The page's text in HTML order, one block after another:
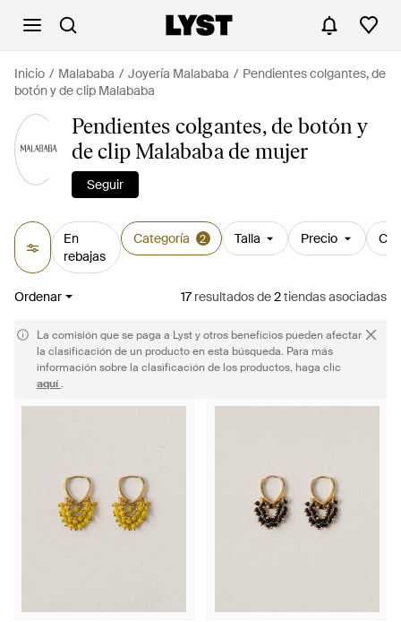
Inicio Malababa Joyería Malababa
Pendientes colgantes, de
botón y de clip Malababa
Pendientes colgantes, de botón y
de clip Malababa de mujer
Seguir
En
rebajas
Categoría 2 Talla Precio
Ordenar 17resultadosde2tiendas asociadas
La comisión que se paga a Lyst y otros beneficios pueden afectar
la clasificación de un producto en esta búsqueda. Para más
información sobre la clasificación de los productos, haga clic
aquí.